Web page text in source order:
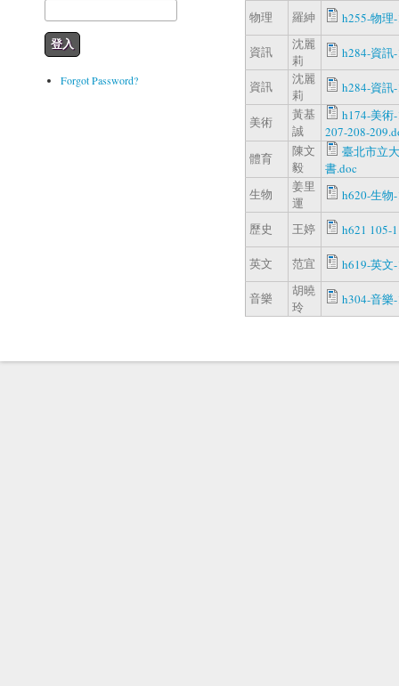
Forgot Password?
物理 羅紳 h255-物理
資訊
沈麗
莉
h284-資訊
資訊
沈麗
莉
h284-資訊
美術
黃基
誠
h174-美術
207-208-
體育
陳文
毅
臺北市立
書.doc
生物
姜里
運
h620-生物
歷史 王婷 h621 105-
英文 范宜 h619-英文
音樂
胡曉
玲
h304-音樂